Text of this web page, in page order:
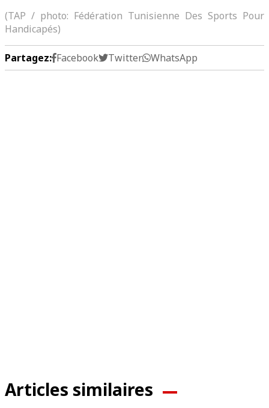
(TAP / photo: Fédération Tunisienne Des Sports Pour
Handicapés)
Partagez: Facebook Twitter WhatsApp
Articles similaires